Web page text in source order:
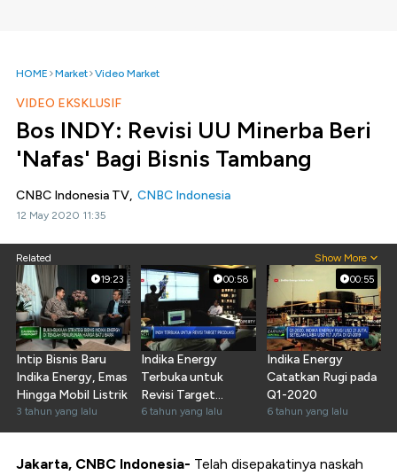
HOME Market Video Market
VIDEO EKSKLUSIF
Bos INDY: Revisi UU Minerba Beri
'Nafas' Bagi Bisnis Tambang
CNBC Indonesia TV, CNBC Indonesia
12 May 2020 11:35
Related Show More
19:23
Intip Bisnis Baru
Indika Energy, Emas
Hingga Mobil Listrik
3 tahun yang lalu
00:58
Indika Energy
Terbuka untuk
Revisi Target
Produksi
6 tahun yang lalu
00:55
Indika Energy
Catatkan Rugi pada
Q1-2020
6 tahun yang lalu
Jakarta, CNBC Indonesia- Telah disepakatinya naskah